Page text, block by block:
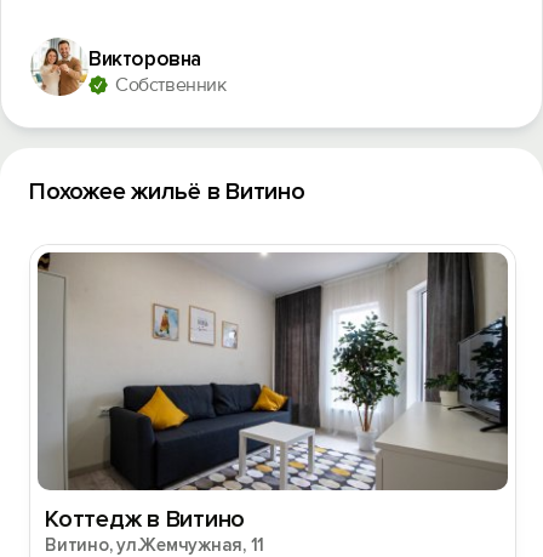
Викторовна
Собственник
Похожее жильё в Витино
Коттедж в Витино
Витино, ул.Жемчужная, 11
Вход на сайт
Войти или Зарегистрироваться
Войти